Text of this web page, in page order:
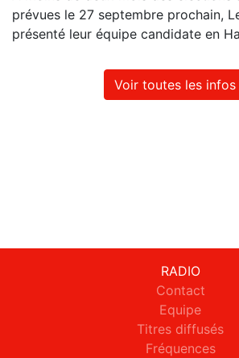
prévues le 27 septembre prochain,
présenté leur équipe candidate en
Voir toutes les infos
RADIO
Contact
Equipe
Titres diffusés
Fréquences